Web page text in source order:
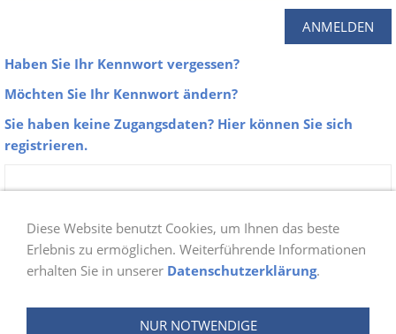
Haben Sie Ihr Kennwort vergessen?
Möchten Sie Ihr Kennwort ändern?
Sie haben keine Zugangsdaten? Hier können Sie sich
registrieren.
Zu unseren Galerien erhalten nur Aktive
Mitglieder der Abteilung Schwimmen Zugang.
Sobald du dich bei uns angemeldet hast, prüfen
wir ob du berechtigt bist und schalten danach
deinen Login frei. Die Freischaltung wird ein bis
zwei Tage in Anspruch nehmen.
Diese Website benutzt Cookies, um Ihnen das beste
Erlebnis zu ermöglichen. Weiterführende Informationen
erhalten Sie in unserer Datenschutzerklärung.
NUR NOTWENDIGE